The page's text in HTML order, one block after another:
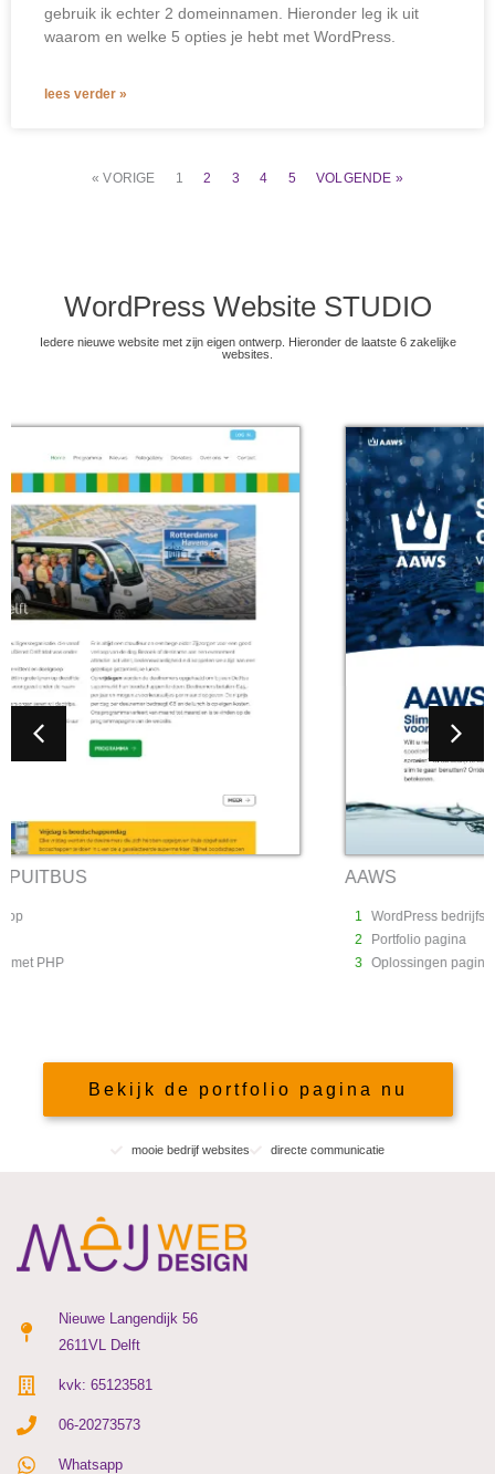
gebruik ik echter 2 domeinnamen. Hieronder leg ik uit
waarom en welke 5 opties je hebt met WordPress.
lees verder »
« VORIGE 1 2 3 4 5 VOLGENDE »
WordPress Website STUDIO
Iedere nieuwe website met zijn eigen ontwerp. Hieronder de laatste 6 zakelijke
websites.
AAWS
Bekijk de portfolio pagina nu
mooie bedrijf websites directe communicatie
Nieuwe Langendijk 56
2611VL Delft
kvk: 65123581
06-20273573
Whatsapp